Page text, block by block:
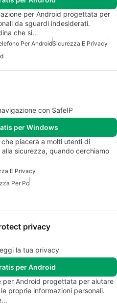
per Android progettata per
da sguardi indesiderati.
che si…
Per AndroidSicurezza E Privacy
con SafeIP
per Windows
piacerà a molti utenti di
sicurezza, quando cerchiamo
E Privacy
Per Pc
privacy
la tua privacy
per Android
per Android progettata per aiutare
proprie informazioni personali.